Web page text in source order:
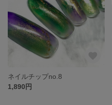
ネイルチップno.8
1,890円